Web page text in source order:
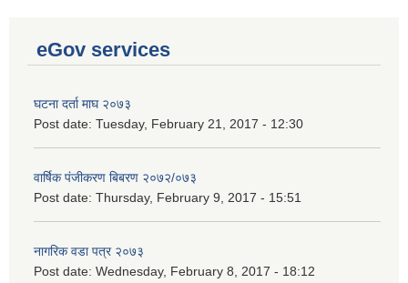
eGov services
घटना दर्ता माघ २०७३
Post date: Tuesday, February 21, 2017 - 12:30
वार्षिक पंजीकरण बिबरण २०७२/०७३
Post date: Thursday, February 9, 2017 - 15:51
नागरिक वडा पत्र २०७३
Post date: Wednesday, February 8, 2017 - 18:12